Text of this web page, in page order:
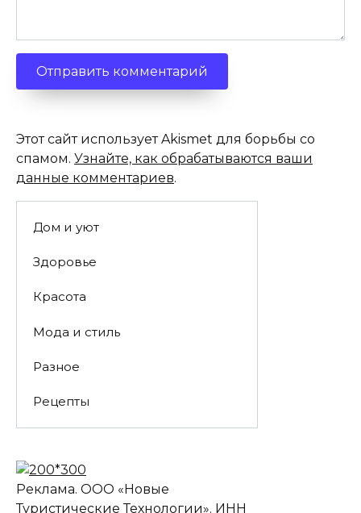
Этот сайт использует Akismet для борьбы со
спамом. Узнайте, как обрабатываются ваши
данные комментариев.
Дом и уют
Здоровье
Красота
Мода и стиль
Разное
Рецепты
Реклама. ООО «Новые
Туристические Технологии». ИНН